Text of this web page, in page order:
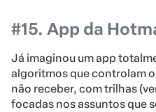
#15. App da
Já imaginou um app
algoritmos que controlam
não receber, com trilhas
focadas nos assuntos que